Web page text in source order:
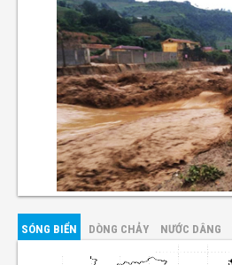
SÓNG BIỂN DÒNG CHẢY NƯỚC DÂNG